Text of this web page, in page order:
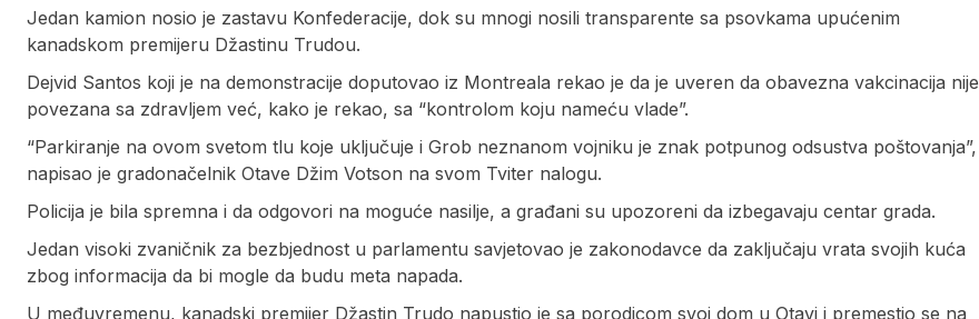
Jedan kamion nosio je zastavu Konfederacije, dok su mnogi nosili transparente sa psovkama upućenim
kanadskom premijeru Džastinu Trudou.
Dejvid Santos koji je na demonstracije doputovao iz Montreala rekao je da je uveren da obavezna vakcinacija nije
povezana sa zdravljem već, kako je rekao, sa “kontrolom koju nameću vlade”.
“Parkiranje na ovom svetom tlu koje uključuje i Grob neznanom vojniku je znak potpunog odsustva poštovanja”,
napisao je gradonačelnik Otave Džim Votson na svom Tviter nalogu.
Policija je bila spremna i da odgovori na moguće nasilje, a građani su upozoreni da izbegavaju centar grada.
Jedan visoki zvaničnik za bezbjednost u parlamentu savjetovao je zakonodavce da zaključaju vrata svojih kuća
zbog informacija da bi mogle da budu meta napada.
U međuvremenu, kanadski premijer Džastin Trudo napustio je sa porodicom svoj dom u Otavi i premestio se na